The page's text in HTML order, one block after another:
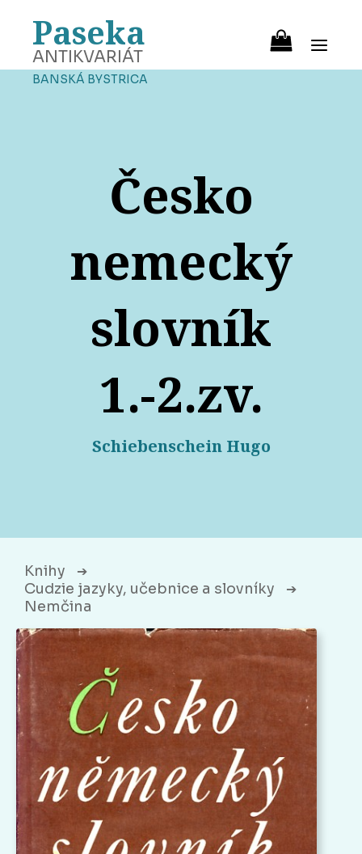
Paseka
ANTIKVARIÁT
BANSKÁ BYSTRICA
Česko
nemecký
slovník
1.-2.zv.
Schiebenschein Hugo
Knihy ➔
Cudzie jazyky, učebnice a slovníky ➔
Nemčina